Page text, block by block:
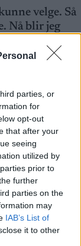
parties, or
for
opt-out
that after your
seeing
utilized by
prior to
further
parties on the
may
IAB’s List of
it to other
velge. Så
Nå blir jeg
det kan
jeg meg
jeg har gitt
være tett på